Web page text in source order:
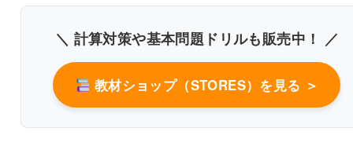
＼ 計算対策や基本問題ドリルも販売中！ ／
教材ショップ（STORES）を見る ＞